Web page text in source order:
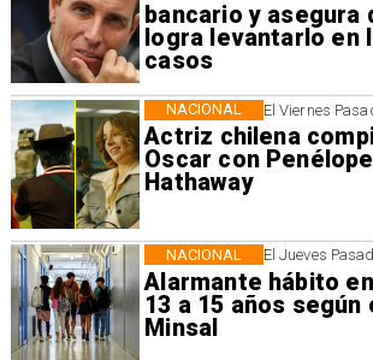
bancario y asegura
logra levantarlo en
casos
El Viernes
Actriz chilena
Oscar con
Hathaway
NACIONAL
El Jueves
Alarmante hábito
13 a 15 años
Minsal
NACIONAL